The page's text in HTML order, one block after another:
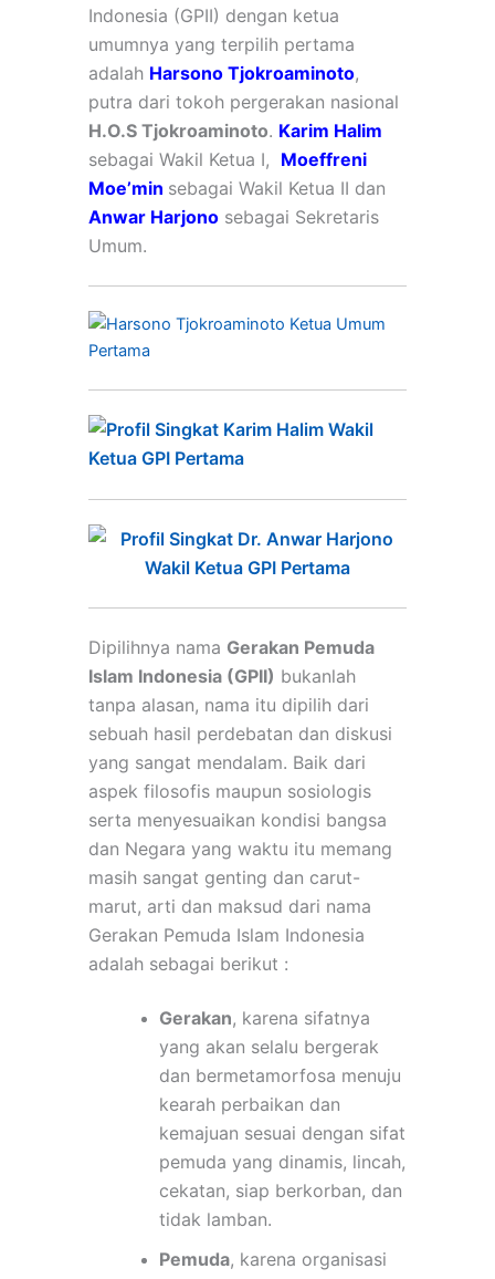
Indonesia (GPII) dengan ketua
umumnya yang terpilih pertama
adalah Harsono Tjokroaminoto,
putra dari tokoh pergerakan nasional
H.O.S Tjokroaminoto. Karim Halim
sebagai Wakil Ketua I, Moeffreni
Moe’min sebagai Wakil Ketua II dan
Anwar Harjono sebagai Sekretaris
Umum.
Dipilihnya nama Gerakan Pemuda
Islam Indonesia (GPII) bukanlah
tanpa alasan, nama itu dipilih dari
sebuah hasil perdebatan dan diskusi
yang sangat mendalam. Baik dari
aspek filosofis maupun sosiologis
serta menyesuaikan kondisi bangsa
dan Negara yang waktu itu memang
masih sangat genting dan carut-
marut, arti dan maksud dari nama
Gerakan Pemuda Islam Indonesia
adalah sebagai berikut :
Gerakan, karena sifatnya
yang akan selalu bergerak
dan bermetamorfosa menuju
kearah perbaikan dan
kemajuan sesuai dengan sifat
pemuda yang dinamis, lincah,
cekatan, siap berkorban, dan
tidak lamban.
Pemuda, karena organisasi